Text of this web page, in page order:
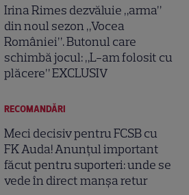
Irina Rimes dezvăluie „arma”
din noul sezon „Vocea
României”. Butonul care
schimbă jocul: „L-am folosit cu
plăcere” EXCLUSIV
RECOMANDĂRI
Meci decisiv pentru FCSB cu
FK Auda! Anunțul important
făcut pentru suporteri: unde se
vede în direct manșa retur